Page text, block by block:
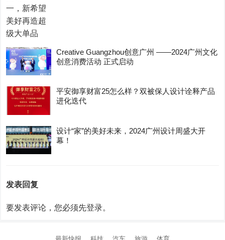
Creative Guangzhou创意广州 ——2024广州文化
创意消费活动 正式启动
平安御享财富25怎么样？双被保人设计诠释产品
进化迭代
设计“家”的美好未来，2024广州设计周盛大开
幕！
发表回复
要发表评论，您必须先登录。